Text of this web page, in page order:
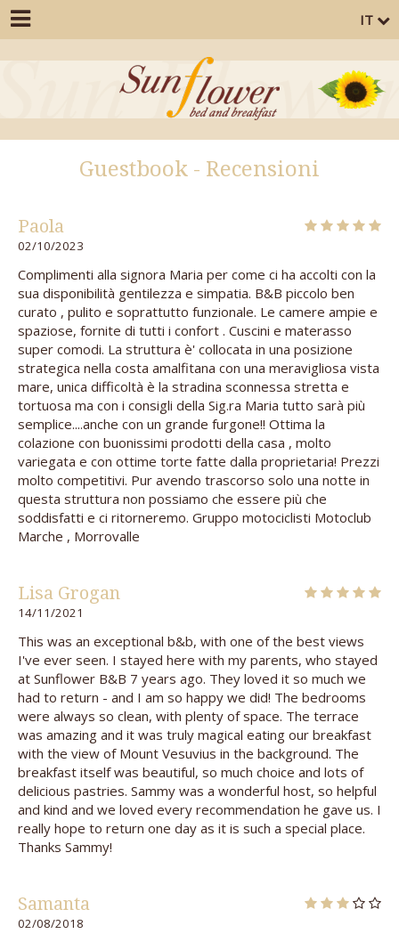
IT
Guestbook - Recensioni
Paola
02/10/2023
Complimenti alla signora Maria per come ci ha accolti con la
sua disponibilità gentilezza e simpatia. B&B piccolo ben
curato , pulito e soprattutto funzionale. Le camere ampie e
spaziose, fornite di tutti i confort . Cuscini e materasso
super comodi. La struttura è' collocata in una posizione
strategica nella costa amalfitana con una meravigliosa vista
mare, unica difficoltà è la stradina sconnessa stretta e
tortuosa ma con i consigli della Sig.ra Maria tutto sarà più
semplice....anche con un grande furgone!! Ottima la
colazione con buonissimi prodotti della casa , molto
variegata e con ottime torte fatte dalla proprietaria! Prezzi
molto competitivi. Pur avendo trascorso solo una notte in
questa struttura non possiamo che essere più che
soddisfatti e ci ritorneremo. Gruppo motociclisti Motoclub
Marche , Morrovalle
Lisa Grogan
14/11/2021
This was an exceptional b&b, with one of the best views
I've ever seen. I stayed here with my parents, who stayed
at Sunflower B&B 7 years ago. They loved it so much we
had to return - and I am so happy we did! The bedrooms
were always so clean, with plenty of space. The terrace
was amazing and it was truly magical eating our breakfast
with the view of Mount Vesuvius in the background. The
breakfast itself was beautiful, so much choice and lots of
delicious pastries. Sammy was a wonderful host, so helpful
and kind and we loved every recommendation he gave us. I
really hope to return one day as it is such a special place.
Thanks Sammy!
Samanta
02/08/2018